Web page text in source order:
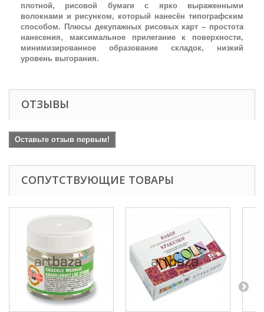
плотной, рисовой бумаги с ярко выраженными
волокнами и рисунком, который нанесён типографским
способом. Плюсы декупажных рисовых карт – простота
нанесения, максимальное прилегание к поверхности,
минимизированное образование складок, низкий
уровень выгорания.
ОТЗЫВЫ
Оставьте отзыв первым!
СОПУТСТВУЮЩИЕ ТОВАРЫ